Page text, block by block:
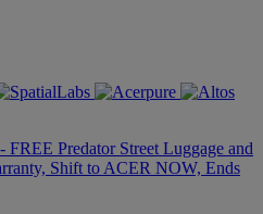
Predator Street Luggage and
Shift to ACER NOW, Ends